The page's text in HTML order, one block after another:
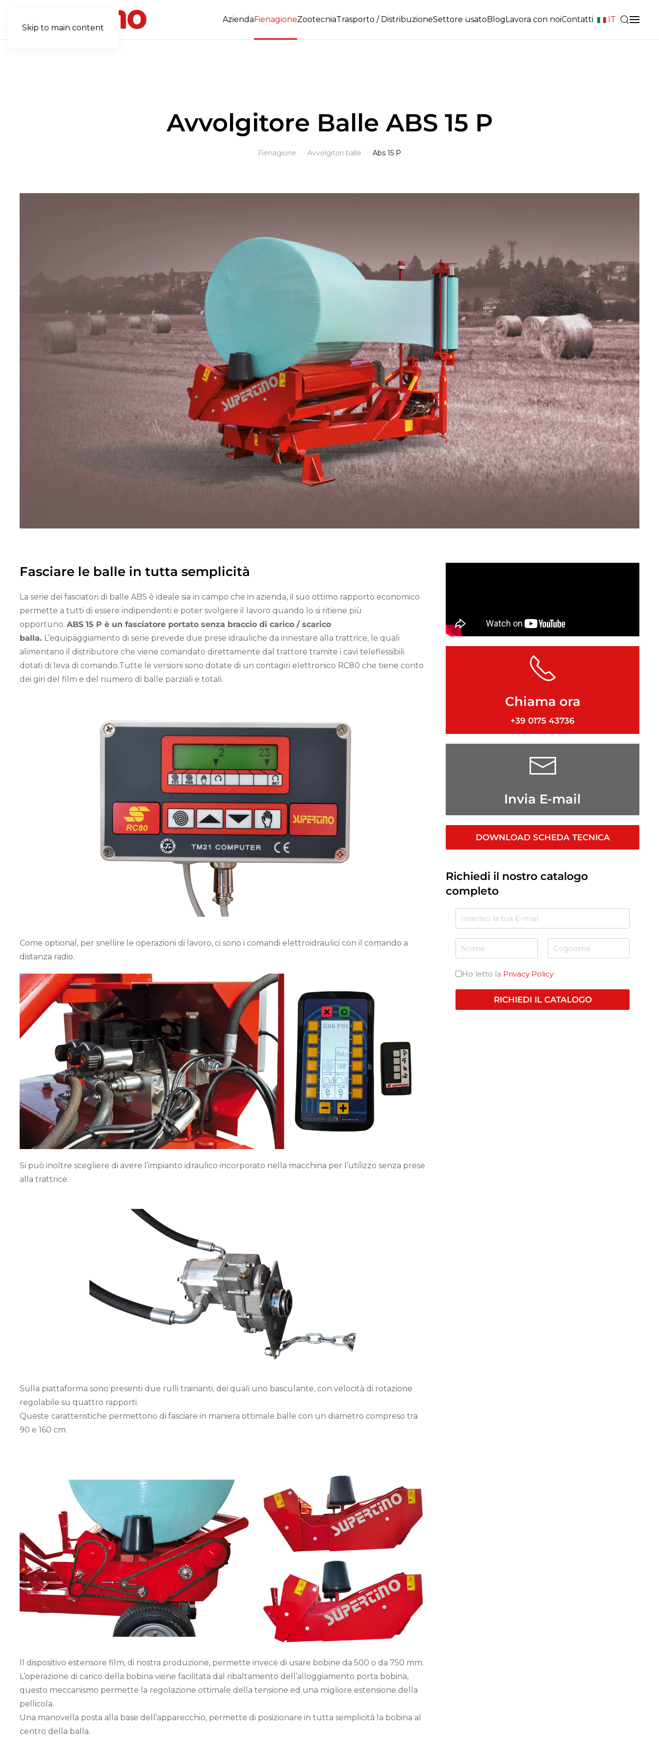
Skip to main content
AziendaFienagioneZootecniaTrasporto / DistribuzioneSettore usatoBlogLavora con noiContatti IT
Avvolgitore Balle ABS 15 P
Fienagione Avvolgitori balle Abs 15 P
Fasciare le balle in tutta semplicità
La serie dei fasciatori di balle ABS è ideale sia in campo che in azienda, il suo ottimo rapporto economico
permette a tutti di essere indipendenti e poter svolgere il lavoro quando lo si ritiene più
opportuno. ABS 15 P è un fasciatore portato senza braccio di carico / scarico
balla. L’equipaggiamento di serie prevede due prese idrauliche da innestare alla trattrice, le quali
alimentano il distributore che viene comandato direttamente dal trattore tramite i cavi teleflessibili
dotati di leva di comando.Tutte le versioni sono dotate di un contagiri elettronico RC80 che tiene conto
dei giri del film e del numero di balle parziali e totali.
Come optional, per snellire le operazioni di lavoro, ci sono i comandi elettroidraulici con il comando a
distanza radio.
Si può inoltre scegliere di avere l’impianto idraulico incorporato nella macchina per l’utilizzo senza prese
alla trattrice.
Sulla piattaforma sono presenti due rulli trainanti, dei quali uno basculante, con velocità di rotazione
regolabile su quattro rapporti.
Queste caratteristiche permettono di fasciare in maniera ottimale balle con un diametro compreso tra
90 e 160 cm.
Il dispositivo estensore film, di nostra produzione, permette invece di usare bobine da 500 o da 750 mm.
L’operazione di carico della bobina viene facilitata dal ribaltamento dell’alloggiamento porta bobina,
questo meccanismo permette la regolazione ottimale della tensione ed una migliore estensione della
pellicola.
Una manovella posta alla base dell’apparecchio, permette di posizionare in tutta semplicità la bobina al
centro della balla.
Chiama ora
+39 0175 43736
Invia E-mail
DOWNLOAD SCHEDA TECNICA
Richiedi il nostro catalogo
completo
Ho letto la Privacy Policy
RICHIEDI IL CATALOGO